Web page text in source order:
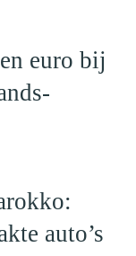
euro bij
auto’s